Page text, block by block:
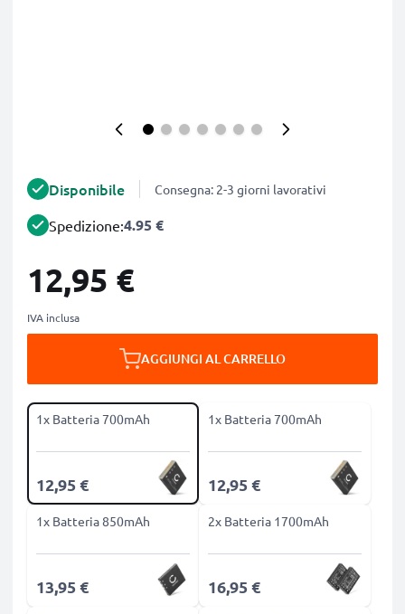
Disponibile Consegna: 2-3 giorni lavorativi
Spedizione:4.95 €
12,95 €
IVA inclusa
AGGIUNGI AL CARRELLO
1x Batteria 700mAh
12,95 €
1x Batteria 700mAh
12,95 €
1x Batteria 850mAh
13,95 €
2x Batteria 1700mAh
16,95 €